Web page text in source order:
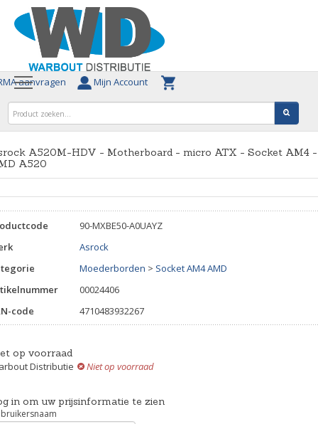
aanvragen Mijn Account
A520M-HDV - Motherboard - micro ATX - Socket AM4 -
A520
90-MXBE50-A0UAYZ
Asrock
Moederborden > Socket AM4 AMD
00024406
code
4710483932267
op voorraad
Distributie
Niet op voorraad
in om uw prijsinformatie te zien